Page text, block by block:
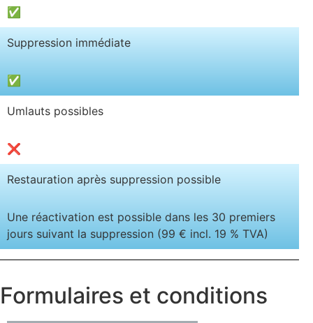
✅
Suppression immédiate
✅
Umlauts possibles
❌
Restauration après suppression possible
Une réactivation est possible dans les 30 premiers
jours suivant la suppression (99 € incl. 19 % TVA)
Formulaires et conditions